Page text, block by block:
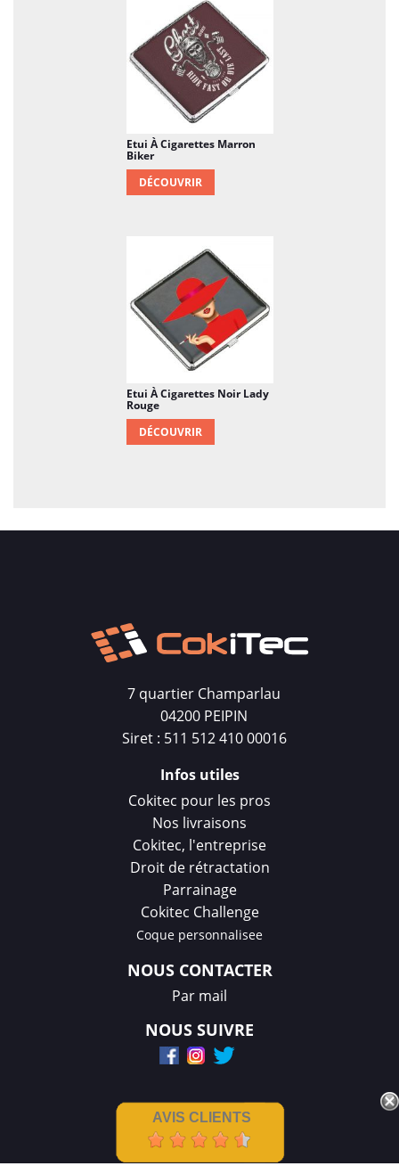
Etui À Cigarettes Marron
Biker
DÉCOUVRIR
Etui À Cigarettes Noir Lady
Rouge
DÉCOUVRIR
7 quartier Champarlau
04200 PEIPIN
Siret : 511 512 410 00016
Infos utiles
Cokitec pour les pros
Nos livraisons
Cokitec, l'entreprise
Droit de rétractation
Parrainage
Cokitec Challenge
Coque personnalisee
NOUS CONTACTER
Par mail
NOUS SUIVRE
AVIS CLIENTS